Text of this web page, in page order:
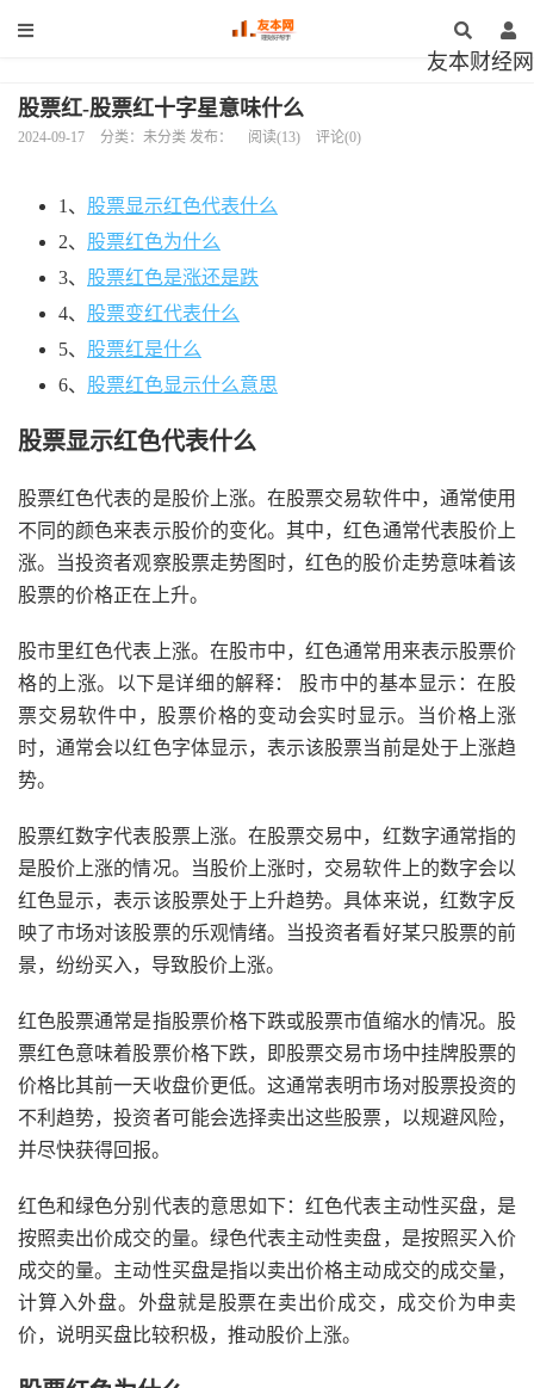
友本财经网
股票红-股票红十字星意味什么
2024-09-17 分类：未分类 发布： 阅读(13) 评论(0)
1、 股票显示红色代表什么
2、 股票红色为什么
3、 股票红色是涨还是跌
4、 股票变红代表什么
5、 股票红是什么
6、 股票红色显示什么意思
股票显示红色代表什么
股票红色代表的是股价上涨。在股票交易软件中，通常使用
不同的颜色来表示股价的变化。其中，红色通常代表股价上
涨。当投资者观察股票走势图时，红色的股价走势意味着该
股票的价格正在上升。
股市里红色代表上涨。在股市中，红色通常用来表示股票价
格的上涨。以下是详细的解释： 股市中的基本显示：在股
票交易软件中，股票价格的变动会实时显示。当价格上涨
时，通常会以红色字体显示，表示该股票当前是处于上涨趋
势。
股票红数字代表股票上涨。在股票交易中，红数字通常指的
是股价上涨的情况。当股价上涨时，交易软件上的数字会以
红色显示，表示该股票处于上升趋势。具体来说，红数字反
映了市场对该股票的乐观情绪。当投资者看好某只股票的前
景，纷纷买入，导致股价上涨。
红色股票通常是指股票价格下跌或股票市值缩水的情况。股
票红色意味着股票价格下跌，即股票交易市场中挂牌股票的
价格比其前一天收盘价更低。这通常表明市场对股票投资的
不利趋势，投资者可能会选择卖出这些股票，以规避风险，
并尽快获得回报。
红色和绿色分别代表的意思如下：红色代表主动性买盘，是
按照卖出价成交的量。绿色代表主动性卖盘，是按照买入价
成交的量。主动性买盘是指以卖出价格主动成交的成交量，
计算入外盘。外盘就是股票在卖出价成交，成交价为申卖
价，说明买盘比较积极，推动股价上涨。